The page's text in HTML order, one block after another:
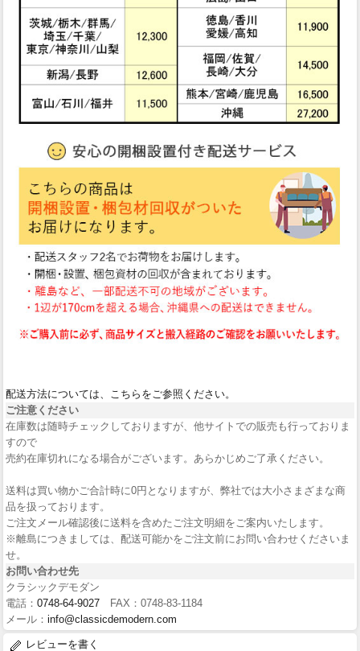
配送方法については、こちらをご参照ください。
ご注意ください
在庫数は随時チェックしておりますが、他サイトでの販売も行っておりま
すので
売約在庫切れになる場合がございます。あらかじめご了承ください。
送料は買い物かご合計時に0円となりますが、弊社では大小さまざまな商
品を扱っております。
ご注文メール確認後に送料を含めたご注文明細をご案内いたします。
※離島につきましては、配送可能かをご注文前にお問い合わせくださいま
せ。
お問い合わせ先
クラシックデモダン
電話： 0748-64-9027 FAX：0748-83-1184
メール： info@classicdemodern.com
レビューを書く